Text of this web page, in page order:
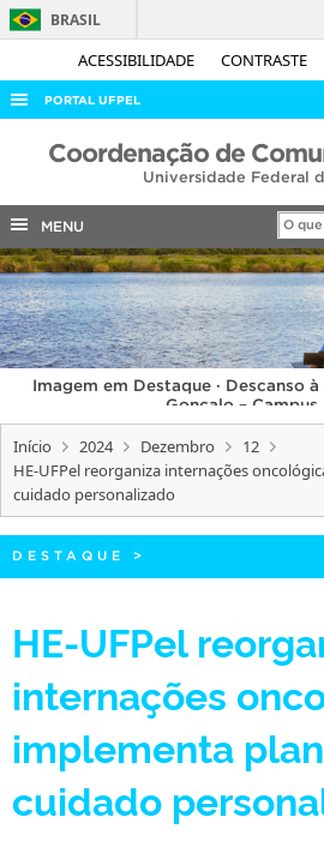
ACESSIBILIDADE CONTRASTE
BRASIL
PORTAL UFPEL
ACESSO À INFORMAÇÃO
COBALTO
CONCURSOS
EDITAIS
INTERNACIONAL
OUVIDORIA
PORTARIAS
TELEFONES
Coordenação de
Universidade Federal
MENU
Imagem em Destaque · Descanso
Gonçalo – Campus
Início 2024 Dezembro
12
HE-UFPel reorganiza internações
cuidado personalizado
DESTAQUE >
HE-UFPel
internações
implementa
cuidado